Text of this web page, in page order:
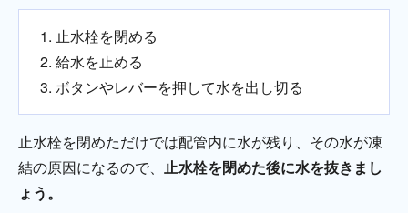
止水栓を閉める
給水を止める
ボタンやレバーを押して水を出し切る
止水栓を閉めただけでは配管内に水が残り、その水が凍
結の原因になるので、 止水栓を閉めた後に水を抜きまし
ょう。